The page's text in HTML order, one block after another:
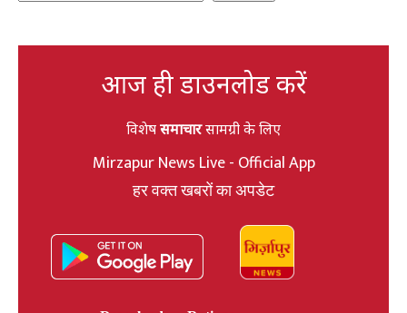
आज ही डाउनलोड करें
विशेषसमाचारसामग्री के लिए
Mirzapur News Live - Official App
हर वक्त खबरों का अपडेट